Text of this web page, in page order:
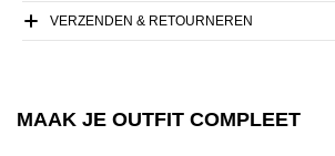
VERZENDEN & RETOURNEREN
MAAK JE OUTFIT COMPLEET